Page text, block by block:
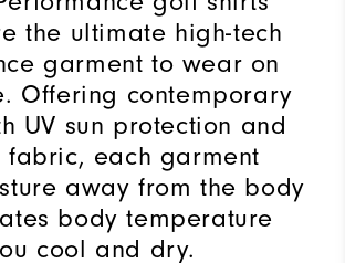
the ultimate high-tech
garment to wear on
Offering contemporary
UV sun protection and
fabric, each garment
away from the body
body temperature
cool and dry.